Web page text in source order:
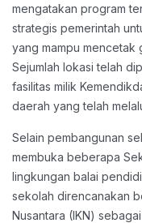
mengatakan program
strategis pemerintah
yang mampu mencetak
Sejumlah lokasi telah
fasilitas milik
daerah yang telah
Selain pembangunan
membuka beberapa
lingkungan balai
sekolah direncanakan
Nusantara (IKN)